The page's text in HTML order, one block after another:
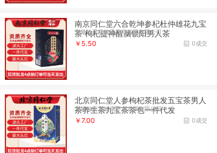
南京同仁堂六合乾坤参杞杜仲雄花九宝
茶 枸杞提神醒脑锁阳男人茶
安徽妙真堂健康产业发展有限公司
0成交
￥5.50
北京同仁堂人参枸杞茶批发五宝茶男人
茶养生茶九宝茶茶包一件代发
安徽妙真堂健康产业发展有限公司
0成交
￥7.00